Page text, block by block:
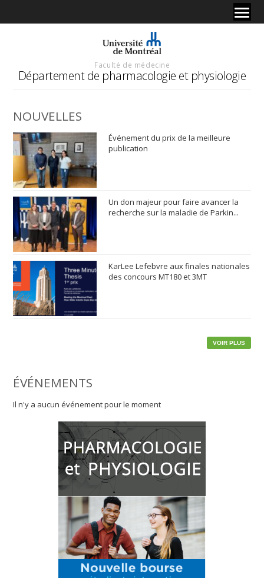
Faculté de médecine
Département de pharmacologie et physiologie
NOUVELLES
Événement du prix de la meilleure
publication
Un don majeur pour faire avancer la
recherche sur la maladie de Parkin...
KarLee Lefebvre aux finales nationales
des concours MT180 et 3MT
VOIR PLUS
ÉVÉNEMENTS
Il n'y a aucun événement pour le moment